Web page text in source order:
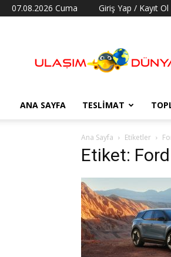
07.08.2026 Cuma Giriş Yap / Kayıt Ol
Dünyası
ANA SAYFA TESLIMAT
Ana Sayfa Etiketler
Etiket: